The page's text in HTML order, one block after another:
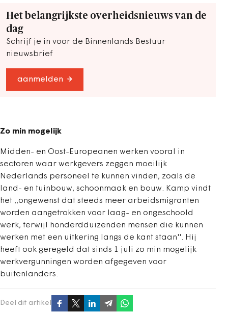
Het belangrijkste overheidsnieuws van de
dag
Schrijf je in voor de Binnenlands Bestuur
nieuwsbrief
aanmelden
Zo min mogelijk
Midden- en Oost-Europeanen werken vooral in
sectoren waar werkgevers zeggen moeilijk
Nederlands personeel te kunnen vinden, zoals de
land- en tuinbouw, schoonmaak en bouw. Kamp vindt
het ,,ongewenst dat steeds meer arbeidsmigranten
worden aangetrokken voor laag- en ongeschoold
werk, terwijl honderdduizenden mensen die kunnen
werken met een uitkering langs de kant staan''. Hij
heeft ook geregeld dat sinds 1 juli zo min mogelijk
werkvergunningen worden afgegeven voor
buitenlanders.
Deel dit artikel